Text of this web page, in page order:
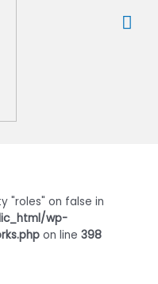
"roles" on false in
wp-
on line 398